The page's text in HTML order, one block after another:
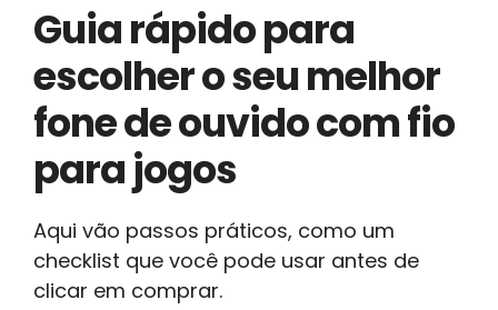
Guia rápido para
escolher o seu melhor
fone de ouvido com fio
para jogos
Aqui vão passos práticos, como um
checklist que você pode usar antes de
clicar em comprar.